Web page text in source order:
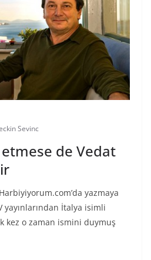
Sevinc
de Vedat
yazmaya
yayınlarından İtalya isimli
kez o zaman ismini duymuş